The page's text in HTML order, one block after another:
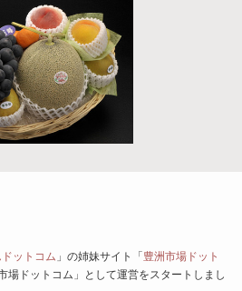
ットコム 」の姉妹サイト「 豊洲市場ドット
場ドットコム」として運営をスタートしまし